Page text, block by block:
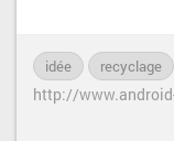
idée recyclage